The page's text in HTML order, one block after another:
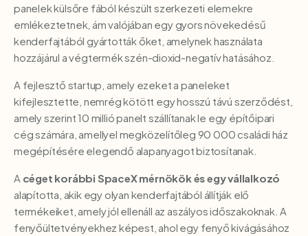
panelek külsőre fából készült szerkezeti elemekre
emlékeztetnek, ám valójában egy gyors növekedésű
kenderfajtából gyártották őket, amelynek használata
hozzájárul a végtermék szén-dioxid-negatív hatásához.
A fejlesztő startup, amely ezeket a paneleket
kifejlesztette, nemrég kötött egy hosszú távú szerződést,
amely szerint 10 millió panelt szállítanak le egy építőipari
cég számára, amellyel megközelítőleg 90 000 családi ház
megépítésére elegendő alapanyagot biztosítanak.
A céget korábbi SpaceX mérnökök és egy vállalkozó
alapította, akik egy olyan kenderfajtából állítják elő
termékeiket, amely jól ellenáll az aszályos időszakoknak. A
fenyőültetvényekhez képest, ahol egy fenyő kivágásához